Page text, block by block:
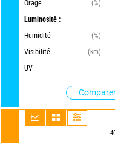
Orage
(%)
Luminosité :
Humidité
(%)
Visibilité
(km)
UV